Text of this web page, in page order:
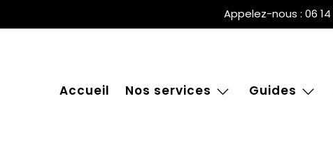
Appelez-nous : 06
Accueil Nos services Guides